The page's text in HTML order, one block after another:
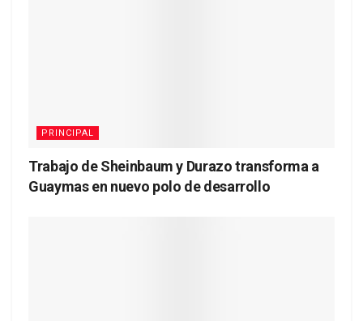
PRINCIPAL
Trabajo de Sheinbaum y Durazo transforma a
Guaymas en nuevo polo de desarrollo